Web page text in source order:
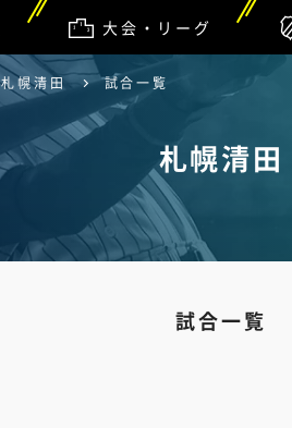
大会・リーグ
札幌清田 試合一覧
札幌清田
試合一覧